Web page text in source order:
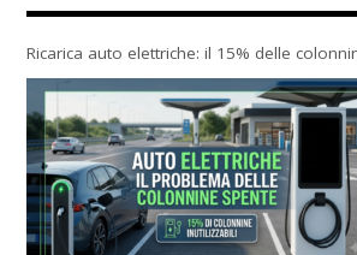
Ricarica auto elettriche: il 15% delle